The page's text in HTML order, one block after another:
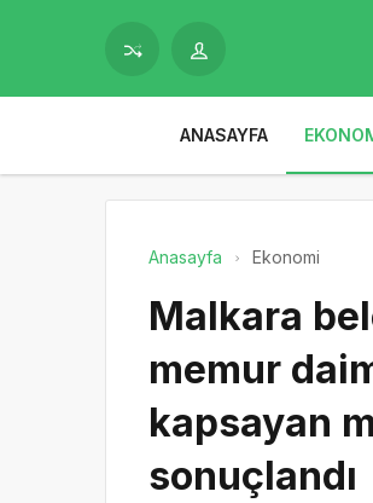
ANASAYFA
Anasayfa Ekonomi
Malkara
memur
kapsayan
sonuçlandı